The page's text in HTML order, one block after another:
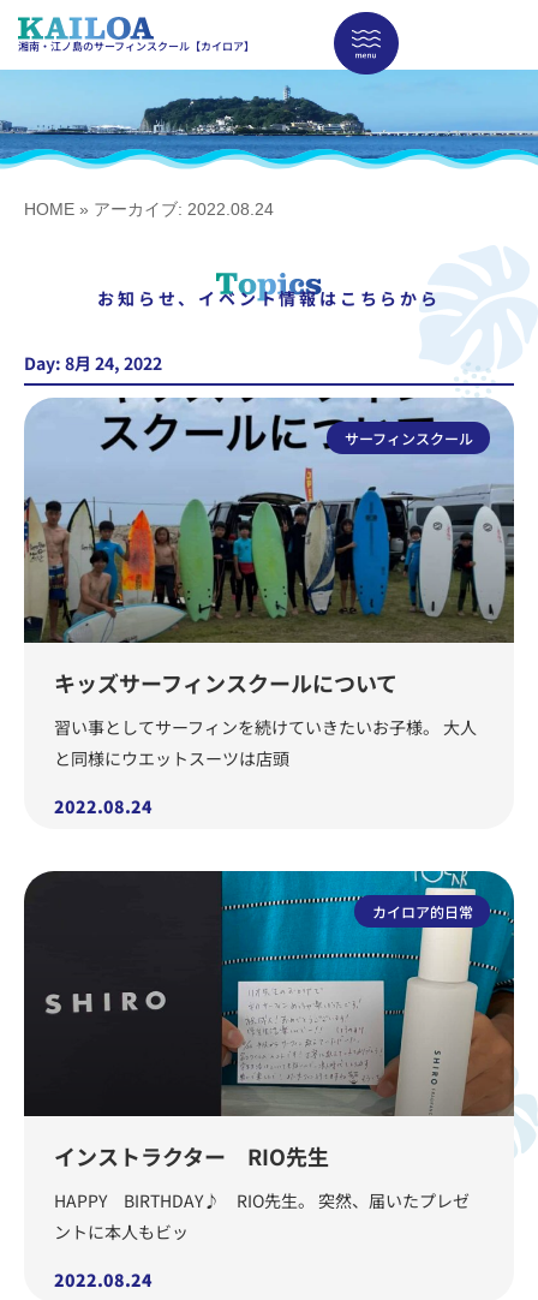
湘南・江ノ島のサーフィンスクール【カイロア】
HOME » アーカイブ: 2022.08.24
お知らせ、イベント情報はこちらから
Day: 8月 24, 2022
サーフィンスクール
キッズサーフィンスクールについて
習い事としてサーフィンを続けていきたいお子様。 大人
と同様にウエットスーツは店頭
2022.08.24
カイロア的日常
インストラクター RIO先生
HAPPY BIRTHDAY♪ RIO先生。 突然、届いたプレゼ
ントに本人もビッ
2022.08.24